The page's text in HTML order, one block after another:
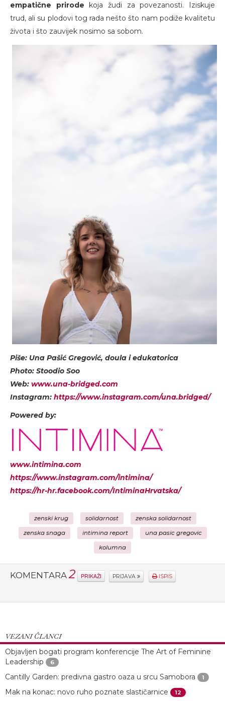
empatične prirode koja žudi za povezanosti. Iziskuje
trud, ali su plodovi tog rada nešto što nam podiže kvalitetu
života i što zauvijek nosimo sa sobom.
Piše: Una Pašić Gregović, doula i edukatorica
Photo: Stoodio Soo
Web: www.una-bridged.com
Instagram: https://www.instagram.com/una.bridged/
Powered by:
www.intimina.com
https://www.instagram.com/intimina/
https://hr-hr.facebook.com/IntiminaHrvatska/
zenski krug solidarnost zenska solidarnost
zenska snaga intimina report una pasic gregovic
kolumna
KOMENTARA 2 PRIKAŽI PRIJAVA ISPIS
VEZANI ČLANCI
Objavljen bogati program konferencije The Art of Feminine
Leadership
6
Cantilly Garden: predivna gastro oaza u srcu Samobora 1
Mak na konac: novo ruho poznate slastičarnice 12